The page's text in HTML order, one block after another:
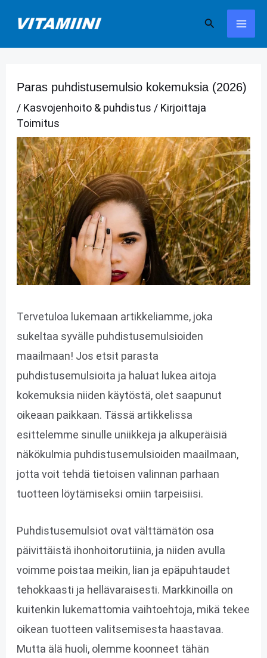
sisältöön
Hae
Paras puhdistusemulsio kokemuksia (2026)
/ Kasvojenhoito & puhdistus / Kirjoittaja
Toimitus
Tervetuloa lukemaan artikkeliamme, joka
sukeltaa syvälle puhdistusemulsioiden
maailmaan! Jos etsit parasta
puhdistusemulsioita ja haluat lukea aitoja
kokemuksia niiden käytöstä, olet saapunut
oikeaan paikkaan. Tässä artikkelissa
esittelemme sinulle uniikkeja ja alkuperäisiä
näkökulmia puhdistusemulsioiden maailmaan,
jotta voit tehdä tietoisen valinnan parhaan
tuotteen löytämiseksi omiin tarpeisiisi.
Puhdistusemulsiot ovat välttämätön osa
päivittäistä ihonhoitorutiinia, ja niiden avulla
voimme poistaa meikin, lian ja epäpuhtaudet
tehokkaasti ja hellävaraisesti. Markkinoilla on
kuitenkin lukemattomia vaihtoehtoja, mikä tekee
oikean tuotteen valitsemisesta haastavaa.
Mutta älä huoli, olemme koonneet tähän